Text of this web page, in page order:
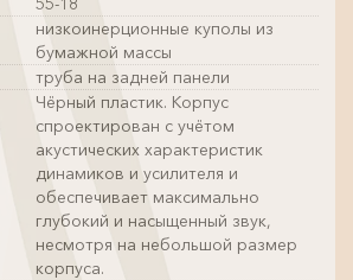
низкоинерционные куполы из
бумажной массы
труба на задней панели
Чёрный пластик. Корпус
спроектирован с учётом
акустических характеристик
динамиков и усилителя и
обеспечивает максимально
глубокий и насыщенный звук,
несмотря на небольшой размер
корпуса.